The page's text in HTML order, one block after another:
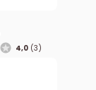
4,0 (3)